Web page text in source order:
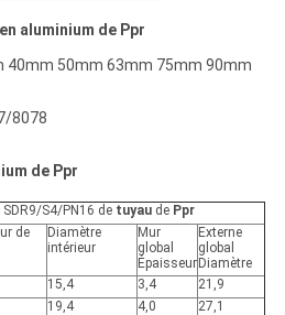
aluminium de Ppr
40mm 50mm 63mm 75mm 90mm
8078
de Ppr
SDR9/S4/PN16 de tuyaude Ppr
de
Diamètre
intérieur
Mur
global
Épaisseur
Externe
global
Diamètre
15,4 3,4
21,9
19,4 4,0
27,1